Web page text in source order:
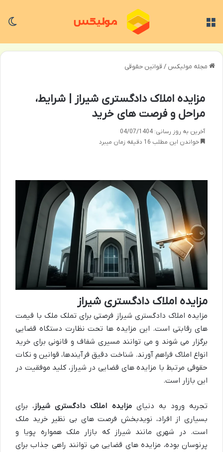
مجله مولیکس / قوانین حقوقی
مزایده املاک دادگستری شیراز | شرایط،
مراحل و فرصت های خرید
آخرین به روز رسانی: 04/07/1404
خواندن این مطلب 16 دقیقه زمان میبرد
مزایده املاک دادگستری شیراز
مزایده املاک دادگستری شیراز فرصتی برای تملک ملک با قیمت
های رقابتی است. این مزایده ها تحت نظارت دستگاه قضایی
برگزار می شوند و می توانند مسیری شفاف و قانونی برای خرید
انواع املاک فراهم آورند. شناخت دقیق فرآیندها، قوانین و نکات
حقوقی مرتبط با مزایده های قضایی در شیراز، کلید موفقیت در
این بازار است.
تجربه ورود به دنیایمزایده املاک دادگستری شیراز، برای
بسیاری از افراد، نویدبخش فرصت های بی نظیر خرید ملک
است. در شهری مانند شیراز که بازار ملک همواره پویا و
پرنوسان بوده، مزایده های قضایی می توانند راهی جذاب برای